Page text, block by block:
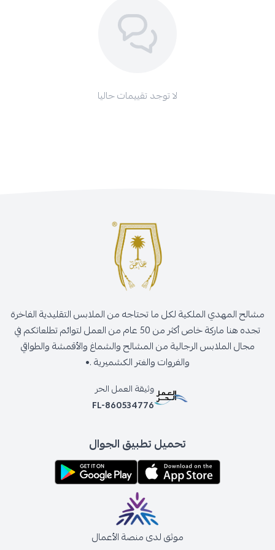
لا توجد تقييمات حاليا
مشالح المهدي الملكية لكل ما تحتاجه من الملابس التقليدية الفاخرة
تجده هنا ماركة خاص أكثر من 50 عام من العمل لتوائم تطلعاتكم في
مجال الملابس الرجالية من المشالح والشماغ والأقمشة والطواقي
والفروات والغتر الكشميرية .•
وثيقة العمل الحر
FL-860534776
تحميل تطبيق الجوال
موثق لدى منصة الأعمال